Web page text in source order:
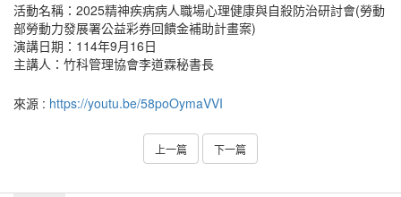
活動名稱：2025精神疾病病人職場心理健康與自殺防治研討會(勞動
部勞動力發展署公益彩券回饋金補助計畫案)
演講日期：114年9月16日
主講人：竹科管理協會李道霖秘書長
來源 : https://youtu.be/58poOymaVVI
上一篇 下一篇